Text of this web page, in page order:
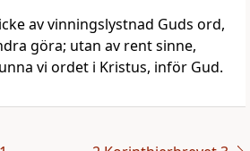
av vinningslystnad Guds ord,
göra; utan av rent sinne,
vi ordet i Kristus, inför Gud.